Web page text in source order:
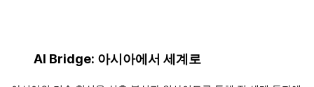
AI Bridge: 아시아에서 세계로